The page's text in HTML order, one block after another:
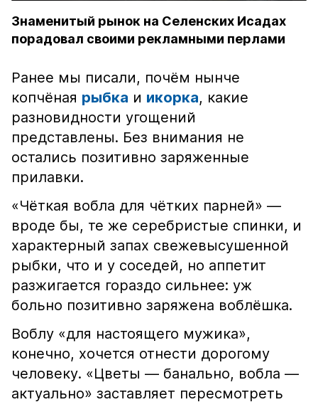
Знаменитый рынок на Селенских Исадах
порадовал своими рекламными перлами
Ранее мы писали, почём нынче
копчёная рыбка и икорка, какие
разновидности угощений
представлены. Без внимания не
остались позитивно заряженные
прилавки.
«Чёткая вобла для чётких парней» —
вроде бы, те же серебристые спинки, и
характерный запах свежевысушенной
рыбки, что и у соседей, но аппетит
разжигается гораздо сильнее: уж
больно позитивно заряжена воблёшка.
Воблу «для настоящего мужика»,
конечно, хочется отнести дорогому
человеку. «Цветы — банально, вобла —
актуально» заставляет пересмотреть